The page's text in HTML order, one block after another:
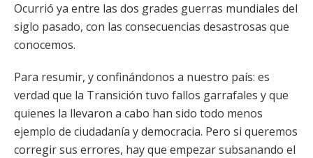
Ocurrió ya entre las dos grades guerras mundiales del
siglo pasado, con las consecuencias desastrosas que
conocemos.
Para resumir, y confinándonos a nuestro país: es
verdad que la Transición tuvo fallos garrafales y que
quienes la llevaron a cabo han sido todo menos
ejemplo de ciudadanía y democracia. Pero si queremos
corregir sus errores, hay que empezar subsanando el